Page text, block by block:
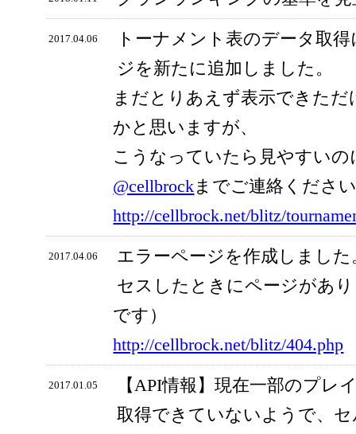
2017.04.06
トーナメント表のデータ取
ジを新たに追加しました。
まだとりあえず表示できた
かと思いますが、
こうなっていたら見やすい
@cellbrockまでご連絡くださ
http://cellbrock.net/blitz/
2017.04.06
エラーページを作成しまし
セスしたときにページがあ
です）
http://cellbrock.net/blitz/404.php
2017.01.05
【API情報】現在一部のプレ
取得できていないようで、